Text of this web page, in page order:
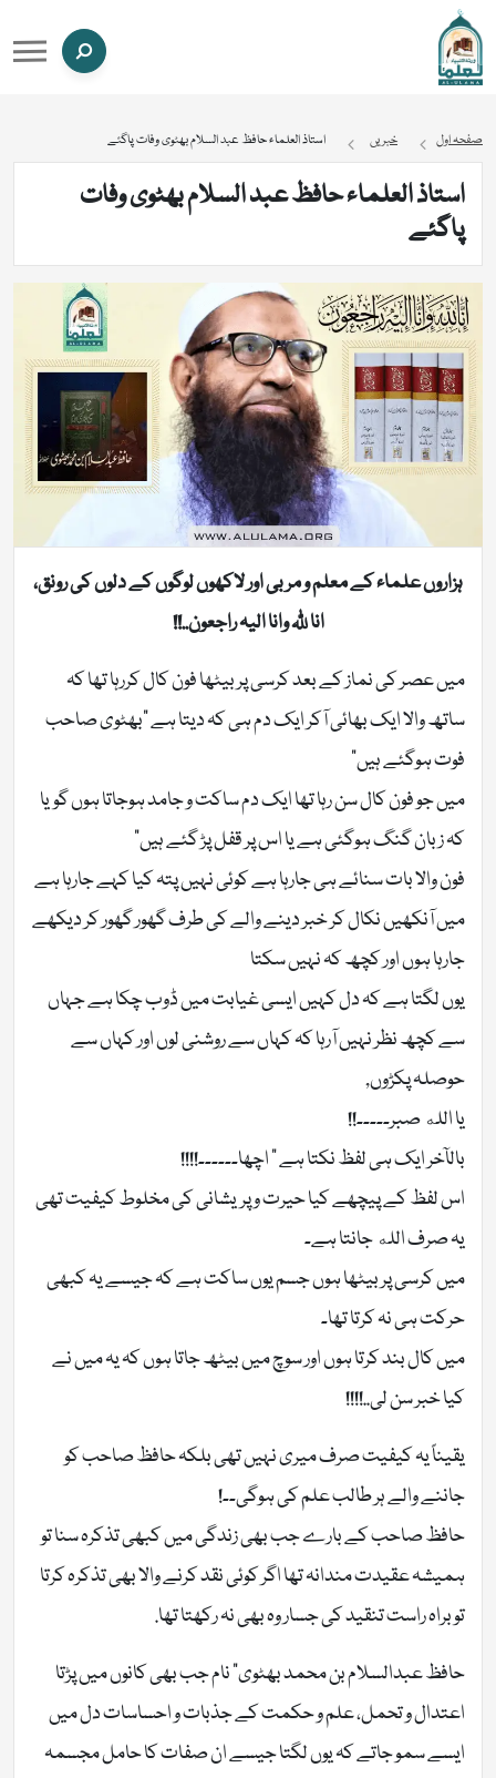
صفحہ اول خبریں استاذ العلماء حافظ عبد السلام بھٹوی وفات پاگئے
استاذ العلماء حافظ عبد السلام بھٹوی وفات
پاگئے
ہزاروں علماء کے معلم و مربی اور لاکھوں لوگوں کے دلوں کی رونق،
انا للّٰہ وانا الیہ راجعون..!!
میں عصر کی نماز کے بعد کرسی پر بیٹھا فون کال کررہا تھا کہ
ساتھ والا ایک بھائی آکر ایک دم ہی کہ دیتا ہے “بھٹوی صاحب
فوت ہوگئے ہیں”
میں جو فون کال سن رہا تھا ایک دم ساکت و جامد ہوجاتا ہوں گویا
کہ زبان گنگ ہوگئی ہے یا اس پر قفل پڑ گئے ہیں”
فون والا بات سنائے ہی جارہا ہے کوئی نہیں پتہ کیا کہے جارہا ہے
میں آنکھیں نکال کر خبر دینے والے کی طرف گھور گھور کر دیکھے
جارہا ہوں اور کچھ کہ نہیں سکتا
یوں لگتا ہے کہ دل کہیں ایسی غیابت میں ڈوب چکا ہے جہاں
سے کچھ نظر نہیں آرہا کہ کہاں سے روشنی لوں اور کہاں سے
حوصلہ پکڑوں,
یا الله صبر۔۔۔۔۔!!
بالآخر ایک ہی لفظ نکتا ہے ” اچھا۔۔۔۔۔۔!!!!
اس لفظ کے پیچھے کیا حیرت و پریشانی کی مخلوط کیفیت تھی
یہ صرف الله جانتا ہے۔
میں کرسی پر بیٹھا ہوں جسم یوں ساکت ہے کہ جیسے یہ کبھی
حرکت ہی نہ کرتا تھا۔
میں کال بند کرتا ہوں اور سوچ میں بیٹھ جاتا ہوں کہ یہ میں نے
کیا خبر سن لی..!!!!
یقیناً یہ کیفیت صرف میری نہیں تھی بلکہ حافظ صاحب کو
جاننے والے ہر طالب علم کی ہوگی۔۔!
حافظ صاحب کے بارے جب بھی زندگی میں کبھی تذکرہ سنا تو
ہمیشہ عقیدت مندانہ تھا اگر کوئی نقد کرنے والا بھی تذکرہ کرتا
تو براہ راست تنقید کی جسار وہ بھی نہ رکھتا تھا.
حافظ عبدالسلام بن محمد بھٹوی” نام جب بھی کانوں میں پڑتا
اعتدال و تحمل، علم و حکمت کے جذبات و احساسات دل میں
ایسے سمو جاتے کہ یوں لگتا جیسے ان صفات کا حامل مجسمہ